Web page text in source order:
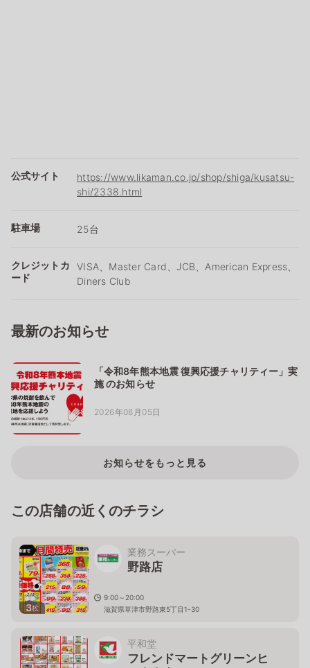
公式サイト
https://www.likaman.co.jp/shop/shiga/kusatsu-
shi/2338.html
駐車場 25台
クレジットカ
ード
VISA、Master Card、JCB、American Express、
Diners Club
最新のお知らせ
「令和8年熊本地震 復興応援チャリティー」実
施 のお知らせ
2026年08月05日
お知らせをもっと見る
この店舗の近くのチラシ
3枚
業務スーパー
野路店
9:00～20:00
滋賀県草津市野路東5丁目1-30
平和堂
フレンドマートグリーンヒ